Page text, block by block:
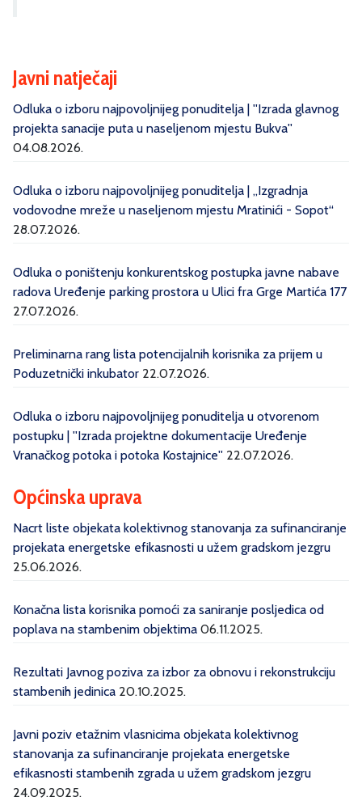
Javni natječaji
Odluka o izboru najpovoljnijeg ponuditelja | ''Izrada glavnog
projekta sanacije puta u naseljenom mjestu Bukva''
04.08.2026.
Odluka o izboru najpovoljnijeg ponuditelja | „Izgradnja
vodovodne mreže u naseljenom mjestu Mratinići - Sopot“
28.07.2026.
Odluka o poništenju konkurentskog postupka javne nabave
radova Uređenje parking prostora u Ulici fra Grge Martića 177
27.07.2026.
Preliminarna rang lista potencijalnih korisnika za prijem u
Poduzetnički inkubator 22.07.2026.
Odluka o izboru najpovoljnijeg ponuditelja u otvorenom
postupku | ''Izrada projektne dokumentacije Uređenje
Vranačkog potoka i potoka Kostajnice'' 22.07.2026.
Općinska uprava
Nacrt liste objekata kolektivnog stanovanja za sufinanciranje
projekata energetske efikasnosti u užem gradskom jezgru
25.06.2026.
Konačna lista korisnika pomoći za saniranje posljedica od
poplava na stambenim objektima 06.11.2025.
Rezultati Javnog poziva za izbor za obnovu i rekonstrukciju
stambenih jedinica 20.10.2025.
Javni poziv etažnim vlasnicima objekata kolektivnog
stanovanja za sufinanciranje projekata energetske
efikasnosti stambenih zgrada u užem gradskom jezgru
24.09.2025.